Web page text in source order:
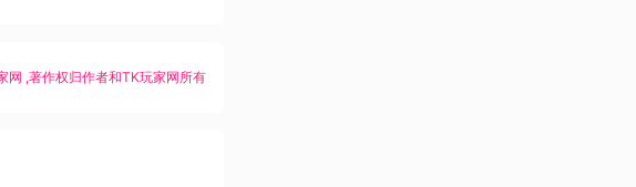
网 ,著作权归作者和TK玩家网所有